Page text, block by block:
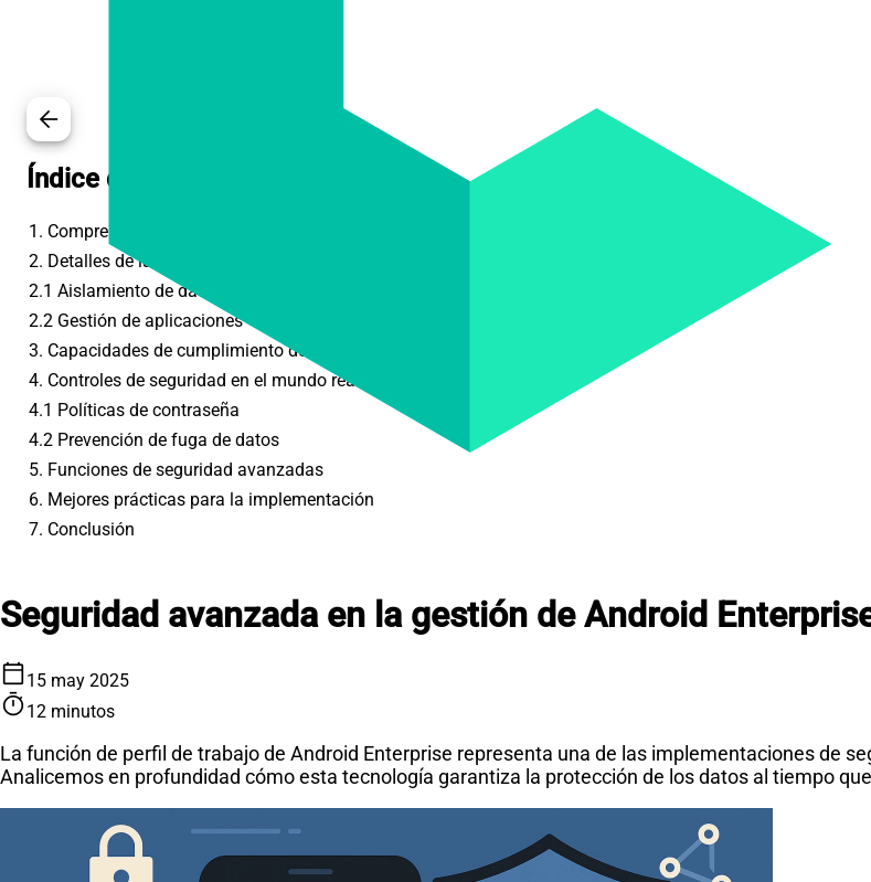
arrow_back
Índice de contenidos
1. Comprendiendo la arquitectura del perfil de trabajo
2. Detalles de la implementación de seguridad
2.1 Aislamiento de datos
2.2 Gestión de aplicaciones
3. Capacidades de cumplimiento de políticas
4. Controles de seguridad en el mundo real
4.1 Políticas de contraseña
4.2 Prevención de fuga de datos
5. Funciones de seguridad avanzadas
6. Mejores prácticas para la implementación
7. Conclusión
Seguridad avanzada en la gestión de Android
calendar_today15 may 2025
timer12 minutos
La función de perfil de trabajo de Android Enterprise representa una de las implementaciones de
Analicemos en profundidad cómo esta tecnología garantiza la protección de los datos al tiempo